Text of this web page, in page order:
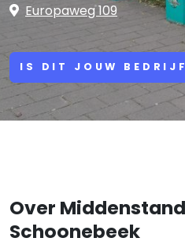
Europaweg 109
IS DIT JOUW
Over
Schoonebeek